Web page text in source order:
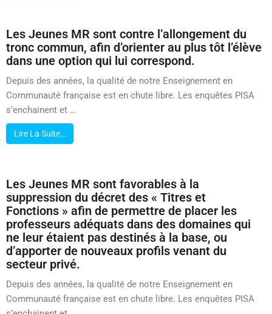
Les Jeunes MR sont contre l’allongement du
tronc commun, afin d’orienter au plus tôt l’élève
dans une option qui lui correspond.
Depuis des années, la qualité de notre Enseignement en
Communauté française est en chute libre. Les enquêtes PISA
s’enchainent et …
Lire La Suite…
Les Jeunes MR sont favorables à la
suppression du décret des « Titres et
Fonctions » afin de permettre de placer les
professeurs adéquats dans des domaines qui
ne leur étaient pas destinés à la base, ou
d’apporter de nouveaux profils venant du
secteur privé.
Depuis des années, la qualité de notre Enseignement en
Communauté française est en chute libre. Les enquêtes PISA